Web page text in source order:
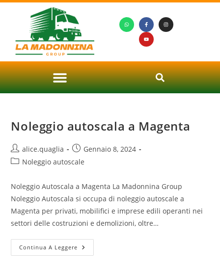
Noleggio autoscala a Magenta
alice.quaglia
Gennaio 8, 2024
Noleggio autoscale
Noleggio Autoscala a Magenta La Madonnina Group
Noleggio Autoscala si occupa di noleggio autoscale a
Magenta per privati, mobilifici e imprese edili operanti nei
settori delle costruzioni e demolizioni, oltre…
Continua A Leggere